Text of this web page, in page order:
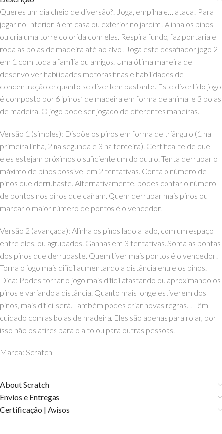
Queres um dia cheio de diversão?! Joga, empilha e… ataca! Para
jogar no Interior lá em casa ou exterior no jardim! Alinha os pinos
ou cria uma torre colorida com eles. Respira fundo, faz pontaria e
roda as bolas de madeira até ao alvo! Joga este desafiador jogo 2
em 1 com toda a família ou amigos. Uma ótima maneira de
desenvolver habilidades motoras finas e habilidades de
concentração enquanto se divertem bastante. Este divertido jogo
é composto por 6 ‘pinos’ de madeira em forma de animal e 3 bolas
de madeira. O jogo pode ser jogado de diferentes maneiras.
Versão 1 (simples): Dispõe os pinos em forma de triângulo (1 na
primeira linha, 2 na segunda e 3 na terceira). Certifica-te de que
eles estejam próximos o suficiente um do outro. Tenta derrubar o
máximo de pinos possível em 2 tentativas. Conta o número de
pinos que derrubaste. Alternativamente, podes contar o número
de pontos nos pinos que caíram. Quem derrubar mais pinos ou
marcar o maior número de pontos é o vencedor.
Versão 2 (avançada): Alinha os pinos lado a lado, com um espaço
entre eles, ou agrupados. Ganhas em 3 tentativas. Soma as pontas
dos pinos que derrubaste. Quem tiver mais pontos é o vencedor!
Torna o jogo mais difícil aumentando a distância entre os pinos.
Dica: Podes tornar o jogo mais difícil afastando ou aproximando os
pinos e variando a distância. Quanto mais longe estiverem dos
pinos, mais difícil será. Também podes criar novas regras. ! Têm
cuidado com as bolas de madeira. Eles são apenas para rolar, por
isso não os atires para o alto ou para outras pessoas.
Marca: Scratch
About Scratch
Envios e Entregas
Certificação | Avisos